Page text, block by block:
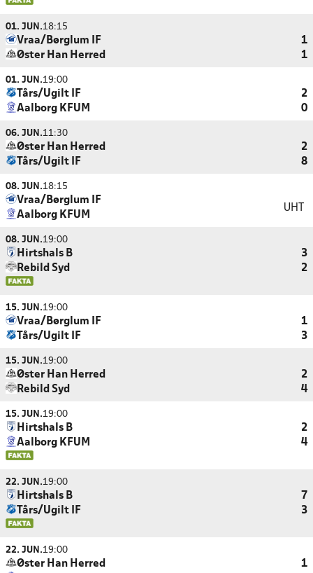
01. JUN.18:15
Vraa/Børglum IF
1
Øster Han Herred
1
01. JUN.19:00
Tårs/Ugilt IF
2
Aalborg KFUM
0
06. JUN.11:30
Øster Han Herred
2
Tårs/Ugilt IF
8
08. JUN.18:15
Vraa/Børglum IF
Aalborg KFUM
UHT
08. JUN.19:00
Hirtshals B
3
Rebild Syd
2
15. JUN.19:00
Vraa/Børglum IF
1
Tårs/Ugilt IF
3
15. JUN.19:00
Øster Han Herred
2
Rebild Syd
4
15. JUN.19:00
Hirtshals B
2
Aalborg KFUM
4
22. JUN.19:00
Hirtshals B
7
Tårs/Ugilt IF
3
22. JUN.19:00
Øster Han Herred
1